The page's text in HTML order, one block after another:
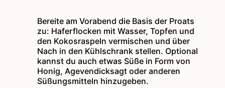
Bereite am Vorabend die Basis der Proats
zu: Haferflocken mit Wasser, Topfen und
den Kokosraspeln vermischen und über
Nach in den Kühlschrank stellen. Optional
kannst du auch etwas Süße in Form von
Honig, Agevendicksagt oder anderen
Süßungsmitteln hinzugeben.